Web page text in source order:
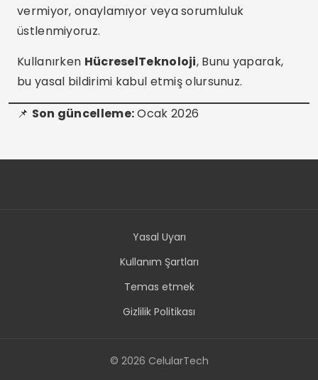
vermiyor, onaylamıyor veya sorumluluk
üstlenmiyoruz.
Kullanırken HücreselTeknoloji, Bunu yaparak,
bu yasal bildirimi kabul etmiş olursunuz.
📌 Son güncelleme:Ocak 2026
Yasal Uyarı
Kullanım Şartları
Temas etmek
Gizlilik Politikası
© 2026 CelularTech